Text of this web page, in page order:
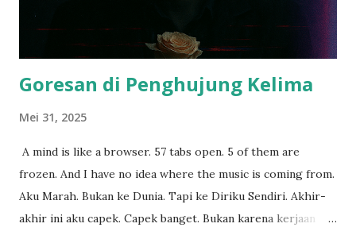
digital. Sampai-sampai, Midjourney yang udah lama jadi raja
mulai kebanting. RAJA PEMBUAT GAMBAR,...
Goresan di Penghujung Kelima
Mei 31, 2025
A mind is like a browser. 57 tabs open. 5 of them are
frozen. And I have no idea where the music is coming from.
Aku Marah. Bukan ke Dunia. Tapi ke Diriku Sendiri. Akhir-
akhir ini aku capek. Capek banget. Bukan karena kerjaan